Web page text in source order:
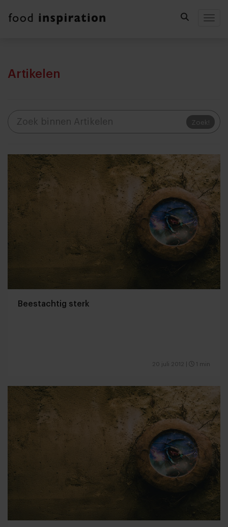
Artikelen
Zoek!
Beestachtig sterk
20 juli 2012 1 min